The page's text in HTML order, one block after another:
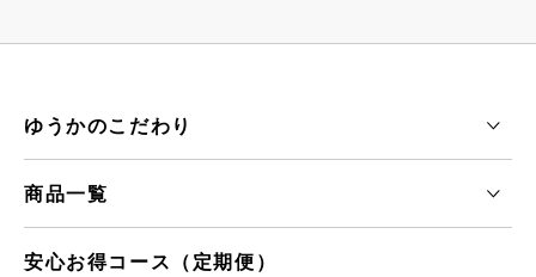
ゆうかのこだわり
商品一覧
安心お得コース（定期便）